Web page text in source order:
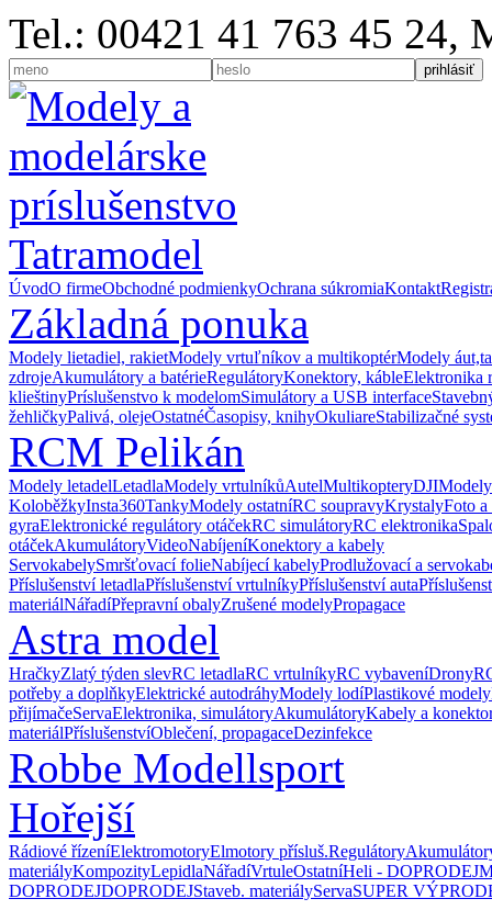
Tel.: 00421 41 763 45 24,
ÚvodO firmeObchodné podmienkyOchrana súkromiaKontakt
Základná ponuka
Modely lietadiel, rakietModely vrtuľníkov a multikoptérModely
zdrojeAkumulátory a batérieRegulátoryKonektory, kábleElektronika
klieštinyPríslušenstvo k modelomSimulátory a USB interface
žehličkyPalivá, olejeOstatnéČasopisy, knihyOkuliareStabilizačné
RCM Pelikán
Modely letadelLetadlaModely vrtulníkůAutelMultikopteryDJI
KoloběžkyInsta360TankyModely ostatníRC soupravyKrystalyFoto
gyraElektronické regulátory otáčekRC simulátoryRC elektronika
otáčekAkumulátoryVideoNabíjeníKonektory a kabely
ServokabelySmršťovací folieNabíjecí kabelyProdlužovací a
Příslušenství letadlaPříslušenství vrtulníkyPříslušenství auta
materiálNářadíPřepravní obalyZrušené modelyPropagace
Astra model
HračkyZlatý týden slevRC letadlaRC vrtulníkyRC vybaveníDrony
potřeby a doplňkyElektrické autodráhyModely lodíPlastikové modely
přijímačeServaElektronika, simulátoryAkumulátoryKabely a
materiálPříslušenstvíOblečení, propagaceDezinfekce
Robbe Modellsport
Hořejší
Rádiové řízeníElektromotoryElmotory přísluš.Regulátory
materiályKompozityLepidlaNářadíVrtuleOstatníHeli - DOPRODEJ
DOPRODEJDOPRODEJStaveb. materiályServaSUPER